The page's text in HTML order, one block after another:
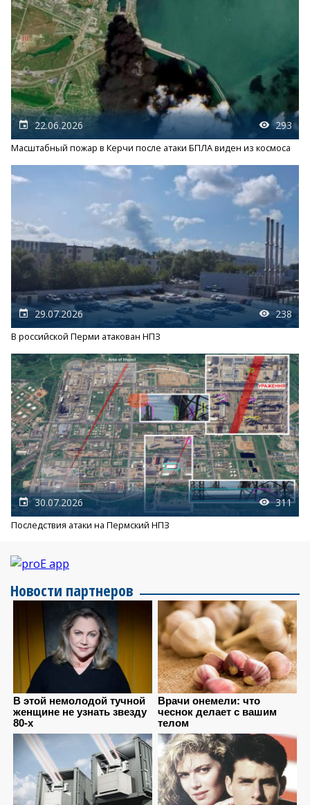
22.06.2026 293
Масштабный пожар в Керчи после атаки БПЛА виден из космоса
29.07.2026 238
В российской Перми атакован НПЗ
30.07.2026 311
Последствия атаки на Пермский НПЗ
Новости партнеров